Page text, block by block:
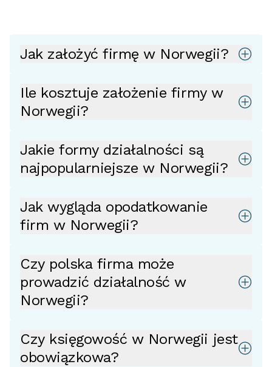
Jak założyć firmę w Norwegii?
Ile kosztuje założenie firmy w
Norwegii?
Jakie formy działalności są
najpopularniejsze w Norwegii?
Jak wygląda opodatkowanie
firm w Norwegii?
Czy polska firma może
prowadzić działalność w
Norwegii?
Czy księgowość w Norwegii jest
obowiązkowa?